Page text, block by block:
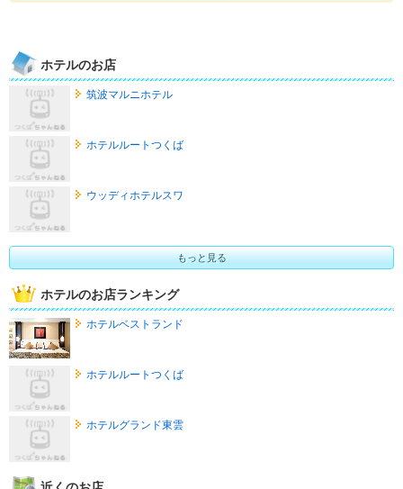
ホテルのお店
筑波マルニホテル
ホテルルートつくば
ウッディホテルスワ
もっと見る
ホテルのお店ランキング
ホテルベストランド
ホテルルートつくば
ホテルグランド東雲